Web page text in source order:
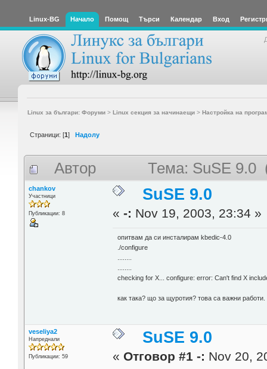
Linux-BG Начало Помощ Търси Календар Вход
Linux за българи: Форуми> Linux секция за начинаещи> Настройка на
Страници: [1] Надолу
Автор Тема: SuSE 9.0
chankov
Участници
Публикации: 8
SuSE 9.0
«-: Nov 19, 2003, 23:34 »
опитвам да си инсталирам kbedic-4.0
./configure
checking for X... configure: error: Can't find X
как така? що за щуротия? това са важни
veseliya2
Напреднали
Публикации: 59
SuSE 9.0
« Отговор #1 -: Nov 20,